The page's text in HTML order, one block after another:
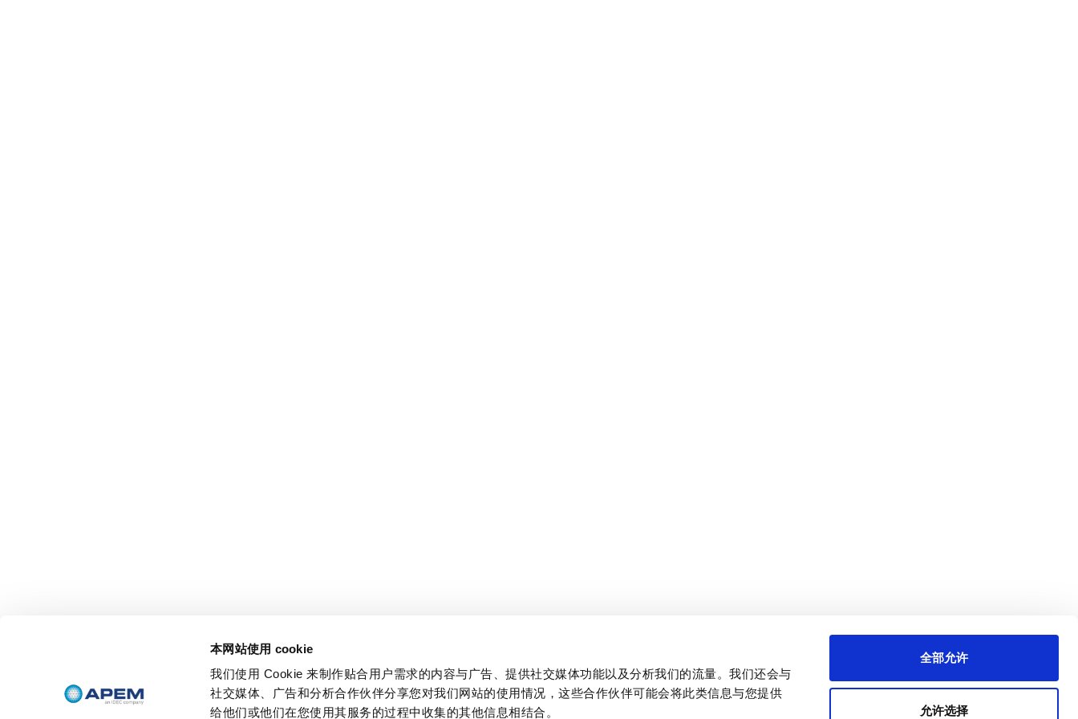
本网站使用 cookie
我们使用 Cookie 来制作贴合用户需求的内容与广告、提供社交媒体功能以及分析我们的流量。我们还会与
社交媒体、广告和分析合作伙伴分享您对我们网站的使用情况，这些合作伙伴可能会将此类信息与您提供
给他们或他们在您使用其服务的过程中收集的其他信息相结合。
全部允许
允许选择